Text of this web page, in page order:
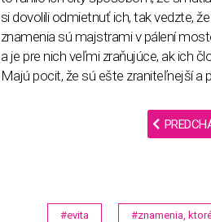
si dovolili odmietnuť ich, tak vedzte,
znamenia sú majstrami v pálení
a je pre nich veľmi zraňujúce, ak ich
Majú pocit, že sú ešte zraniteľnejší a
#evita #znamenia,